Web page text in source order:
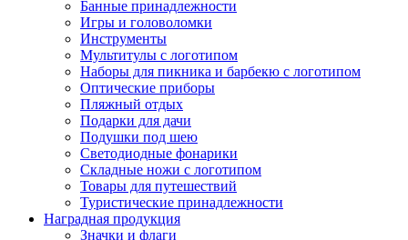
Банные принадлежности
Игры и головоломки
Инструменты
Мультитулы с логотипом
Наборы для пикника и барбекю с логотипом
Оптические приборы
Пляжный отдых
Подарки для дачи
Подушки под шею
Светодиодные фонарики
Складные ножи с логотипом
Товары для путешествий
Туристические принадлежности
Наградная продукция
Значки и флаги